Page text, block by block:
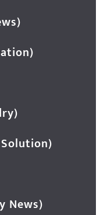
Solution)
News)